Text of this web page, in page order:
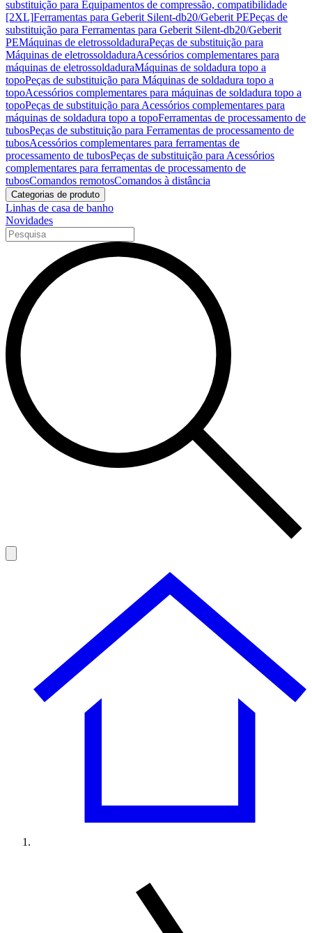
substituição para Equipamentos de compressão, compatibilidade
[2XL]Ferramentas para Geberit Silent-db20/Geberit PEPeças de
substituição para Ferramentas para Geberit Silent-db20/Geberit
PEMáquinas de eletrossoldaduraPeças de substituição para
Máquinas de eletrossoldaduraAcessórios complementares para
máquinas de eletrossoldaduraMáquinas de soldadura topo a
topoPeças de substituição para Máquinas de soldadura topo a
topoAcessórios complementares para máquinas de soldadura topo a
topoPeças de substituição para Acessórios complementares para
máquinas de soldadura topo a topoFerramentas de processamento de
tubosPeças de substituição para Ferramentas de processamento de
tubosAcessórios complementares para ferramentas de
processamento de tubosPeças de substituição para Acessórios
complementares para ferramentas de processamento de
tubosComandos remotosComandos à distância
Categorias de produto
Linhas de casa de banho
Novidades